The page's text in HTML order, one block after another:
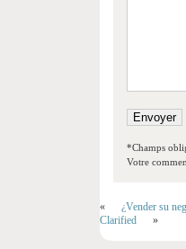
*Champs
Votre
« ¿Vender su
Clarified
»